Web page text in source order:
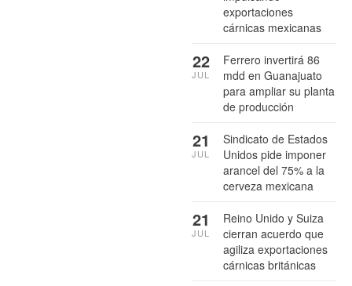
exportaciones
cárnicas mexicanas
Ferrero invertirá 86
mdd en Guanajuato
para ampliar su planta
de producción
22
JUL
Sindicato de Estados
Unidos pide imponer
arancel del 75% a la
cerveza mexicana
21
JUL
Reino Unido y Suiza
cierran acuerdo que
agiliza exportaciones
cárnicas británicas
21
JUL